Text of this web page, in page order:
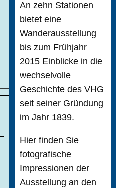
An zehn Stationen
bietet eine
Wanderausstellung
bis zum Frühjahr
2015 Einblicke in die
wechselvolle
Geschichte des VHG
seit seiner Gründung
im Jahr 1839.
Hier finden Sie
fotografische
Impressionen der
Ausstellung an den